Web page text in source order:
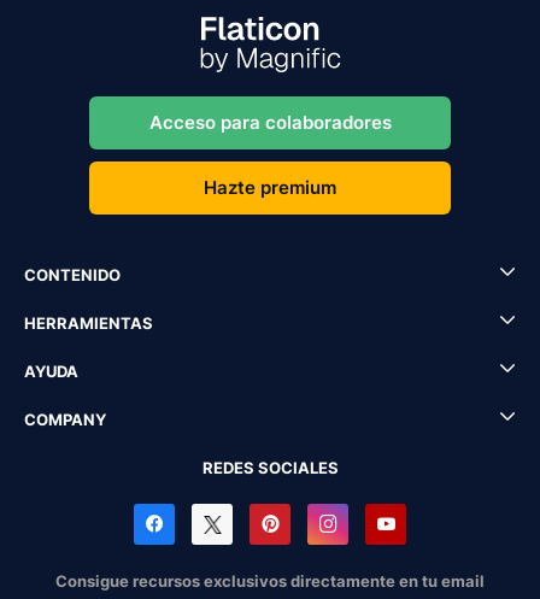
Acceso para colaboradores
Hazte premium
CONTENIDO
HERRAMIENTAS
AYUDA
COMPANY
REDES SOCIALES
Consigue recursos exclusivos directamente en tu email